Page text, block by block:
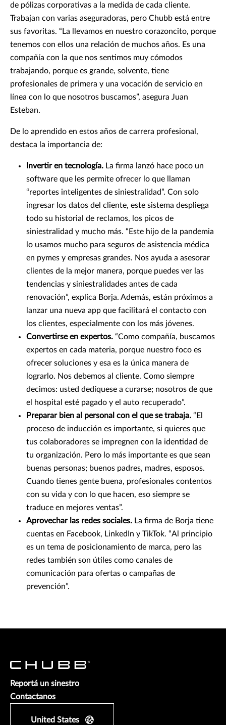
de pólizas corporativas a la medida de cada cliente.
Trabajan con varias aseguradoras, pero Chubb está entre
sus favoritas. “La llevamos en nuestro corazoncito, porque
tenemos con ellos una relación de muchos años. Es una
compañía con la que nos sentimos muy cómodos
trabajando, porque es grande, solvente, tiene
profesionales de primera y una vocación de servicio en
línea con lo que nosotros buscamos”, asegura Juan
Esteban.
De lo aprendido en estos años de carrera profesional,
destaca la importancia de:
Invertir en tecnología. La firma lanzó hace poco un
software que les permite ofrecer lo que llaman
“reportes inteligentes de siniestralidad”. Con solo
ingresar los datos del cliente, este sistema despliega
todo su historial de reclamos, los picos de
siniestralidad y mucho más. “Este hijo de la pandemia
lo usamos mucho para seguros de asistencia médica
en pymes y empresas grandes. Nos ayuda a asesorar
clientes de la mejor manera, porque puedes ver las
tendencias y siniestralidades antes de cada
renovación”, explica Borja. Además, están próximos a
lanzar una nueva app que facilitará el contacto con
los clientes, especialmente con los más jóvenes.
Convertirse en expertos. “Como compañía, buscamos
expertos en cada materia, porque nuestro foco es
ofrecer soluciones y esa es la única manera de
lograrlo. Nos debemos al cliente. Como siempre
decimos: usted dedíquese a curarse; nosotros de que
el hospital esté pagado y el auto recuperado”.
Preparar bien al personal con el que se trabaja. “El
proceso de inducción es importante, si quieres que
tus colaboradores se impregnen con la identidad de
tu organización. Pero lo más importante es que sean
buenas personas; buenos padres, madres, esposos.
Cuando tienes gente buena, profesionales contentos
con su vida y con lo que hacen, eso siempre se
traduce en mejores ventas”.
Aprovechar las redes sociales. La firma de Borja tiene
cuentas en Facebook, LinkedIn y TikTok. “Al principio
es un tema de posicionamiento de marca, pero las
redes también son útiles como canales de
comunicación para ofertas o campañas de
prevención”.
Reportá un sinestro
Contactanos
United States